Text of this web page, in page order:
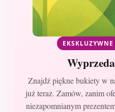
Znajdź piękne bukiety w
już teraz. Zamów, zanim
niezapomnianym